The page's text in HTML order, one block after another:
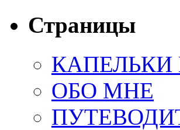
Страницы
ОБО МНЕ